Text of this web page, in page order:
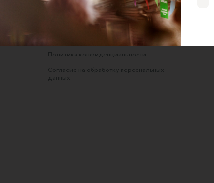
Правила сайта
Оферта для продавцов
Политика конфиденциальности
Согласие на обработку персональных
данных